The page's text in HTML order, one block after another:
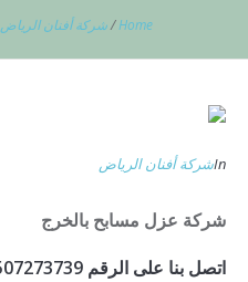
Home
/شركة أفنان الرياض
Inشركة أفنان الرياض
شركة عزل مسابح بالخرج
اتصل بنا على الرقم 0507273739